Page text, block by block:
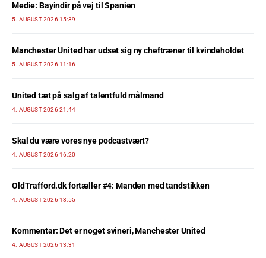
Medie: Bayindir på vej til Spanien
5. AUGUST 2026 15:39
Manchester United har udset sig ny cheftræner til kvindeholdet
5. AUGUST 2026 11:16
United tæt på salg af talentfuld målmand
4. AUGUST 2026 21:44
Skal du være vores nye podcastvært?
4. AUGUST 2026 16:20
OldTrafford.dk fortæller #4: Manden med tandstikken
4. AUGUST 2026 13:55
Kommentar: Det er noget svineri, Manchester United
4. AUGUST 2026 13:31